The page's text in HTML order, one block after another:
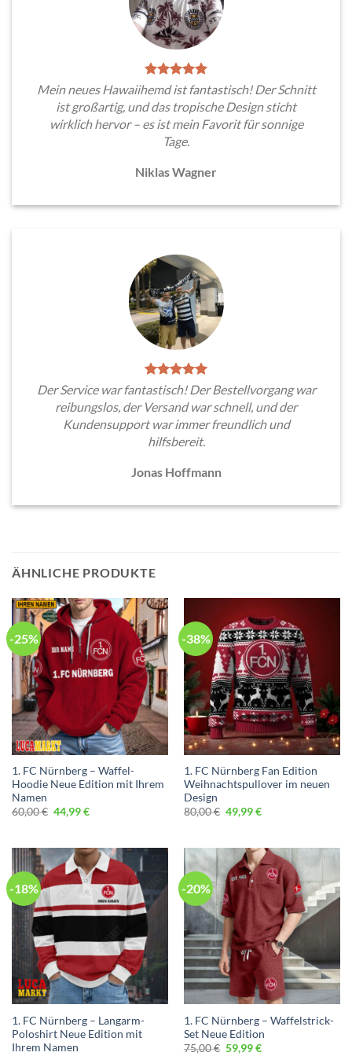
Mein neues Hawaiihemd ist fantastisch! Der Schnitt
ist großartig, und das tropische Design sticht
wirklich hervor – es ist mein Favorit für sonnige
Tage.
Niklas Wagner
Der Service war fantastisch! Der Bestellvorgang war
reibungslos, der Versand war schnell, und der
Kundensupport war immer freundlich und
hilfsbereit.
Jonas Hoffmann
ÄHNLICHE PRODUKTE
-25%
1. FC Nürnberg – Waffel-
Hoodie Neue Edition mit Ihrem
Namen
60,00€ Ursprünglicher
Preis
44,99€Aktueller
-38%
1. FC Nürnberg Fan Edition
Weihnachtspullover im neuen
Design
80,00€ Ursprünglicher
Preis
49,99€Aktueller
-18%
1. FC Nürnberg – Langarm-
Poloshirt Neue Edition mit
Ihrem Namen
-20%
1. FC Nürnberg – Waffelstrick-
Set Neue Edition
75,00€ Ursprünglicher
59,99€Aktueller